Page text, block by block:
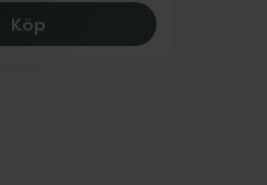
x 2 m, 309 kr.
KöpSnögg SOFT Next, 125 kr.